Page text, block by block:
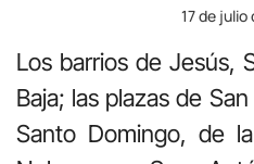
17 de julio
Los barrios de Jesús,
Baja; las plazas de
Santo Domingo, de